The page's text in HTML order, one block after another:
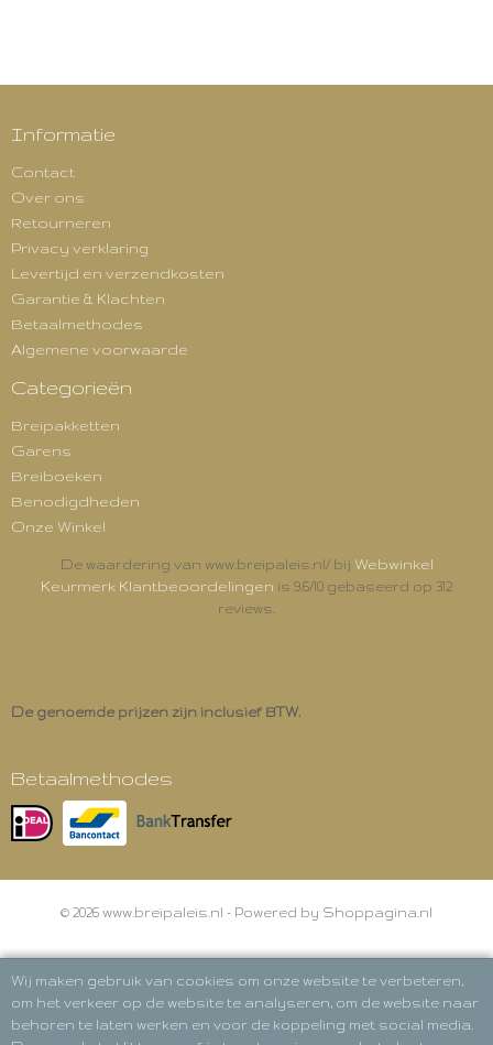
Informatie
Contact
Over ons
Retourneren
Privacy verklaring
Levertijd en verzendkosten
Garantie & Klachten
Betaalmethodes
Algemene voorwaarde
Categorieën
Breipakketten
Garens
Breiboeken
Benodigdheden
Onze Winkel
De waardering van www.breipaleis.nl/ bij Webwinkel
Keurmerk Klantbeoordelingen is 9.6/10 gebaseerd op 312
reviews.
De genoemde prijzen zijn inclusief BTW.
Betaalmethodes
© 2026 www.breipaleis.nl - Powered by Shoppagina.nl
Wij maken gebruik van cookies om onze website te verbeteren,
om het verkeer op de website te analyseren, om de website naar
behoren te laten werken en voor de koppeling met social media.